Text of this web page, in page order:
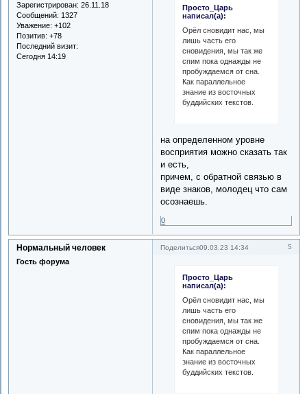
Зарегистрирован: 26.11.18
Сообщений: 1327
Уважение: +102
Позитив: +78
Последний визит:
Сегодня 14:19
Просто_Царь
написал(а):
Орёл сновидит нас, мы
лишь часть его
сновидения, мы так же
спим пока однажды не
пробуждаемся от сна.
Как параллельное
знание из восточных
буддийских текстов.
на определенном уровне
восприятия можно сказать так
и есть,
причем, с обратной связью в
виде знаков, молодец что сам
осознаешь.
0
Поделиться 5
09.03.23 14:34
Нормальный человек
Гость форума
Просто_Царь
написал(а):
Орёл сновидит нас, мы
лишь часть его
сновидения, мы так же
спим пока однажды не
пробуждаемся от сна.
Как параллельное
знание из восточных
буддийских текстов.